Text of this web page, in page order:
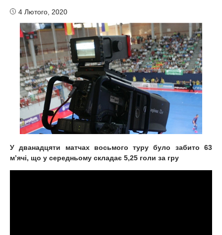
4 Лютого, 2020
У дванадцяти матчах восьмого туру було забито 63
м’ячі, що у середньому складає 5,25 голи за гру